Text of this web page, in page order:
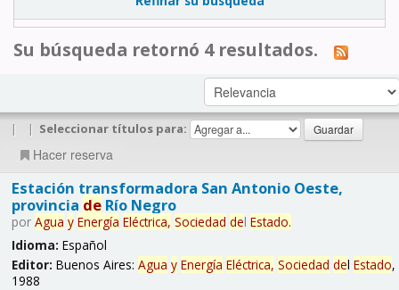
Su búsqueda retornó 4 resultados.
| | Seleccionar títulos para:
Hacer reserva
Estación transformadora San Antonio Oeste,
provincia deRío Negro
por Agua y Energía Eléctrica, Sociedad del Estado.
Idioma: Español
Editor: Buenos Aires: Agua y Energía Eléctrica, Sociedad del Estado,
1988